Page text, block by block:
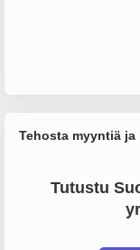
Tehosta myyntiä
Tutustu